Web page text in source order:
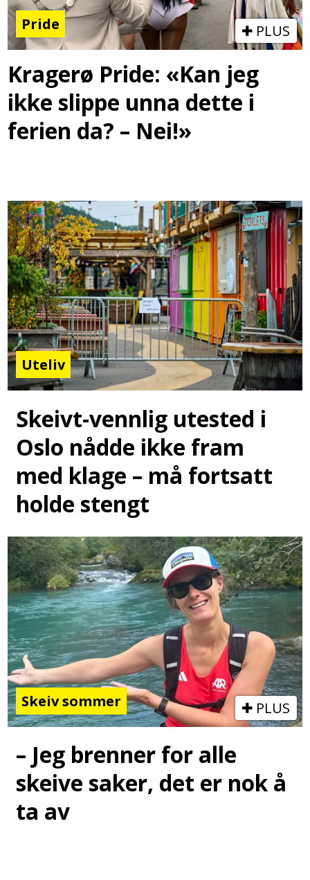
Pride PLUS
Kragerø Pride: «Kan jeg
ikke slippe unna dette i
ferien da? – Nei!»
Uteliv
Skeivt-vennlig utested i
Oslo nådde ikke fram
med klage – må fortsatt
holde stengt
Skeiv sommer PLUS
– Jeg brenner for alle
skeive saker, det er nok å
ta av